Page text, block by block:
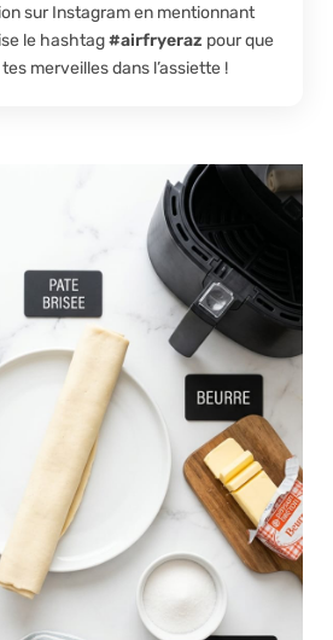
sur Instagram en mentionnant
le hashtag#airfryeraz pour que
merveilles dans l’assiette !